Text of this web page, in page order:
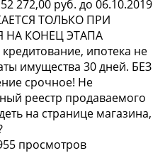
272,00 руб. до 06.10.2019
ТОЛЬКО ПРИ
НА КОНЕЦ ЭТАПА
ипотека не
имущества 30 дней. БЕЗ
срочное! Не
реестр продаваемого
на странице магазина,
просмотров